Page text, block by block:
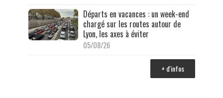
Départs en vacances : un week-end
chargé sur les routes autour de
Lyon, les axes à éviter
05/08/26
+ d'infos